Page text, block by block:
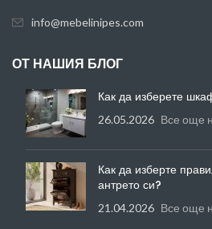
info@mebelinipes.com
ОТ НАШИЯ БЛОГ
Как да изберете
26.05.2026 Все още
Как да изберте
антрето си?
21.04.2026 Все още